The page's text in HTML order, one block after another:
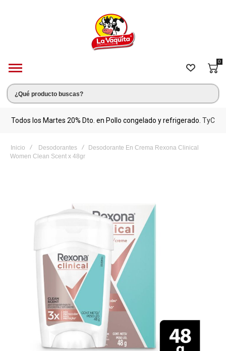
0
Todos los Martes 20% Dto. en Pollo congelado y refrigerado. TyC
Inicio Desodorantes
Desodorante En Crema Rexona Clinical
Women Clean Scent x 48gr